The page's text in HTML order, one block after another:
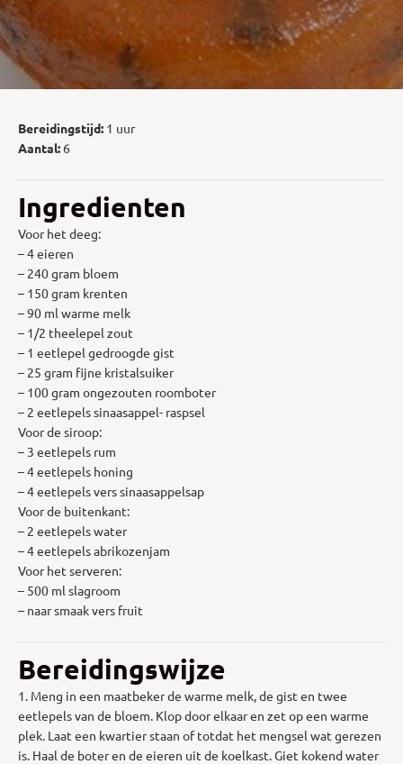
Bereidingstijd: 1 uur
Aantal: 6
Ingredienten
Voor het deeg:
– 4 eieren
– 240 gram bloem
– 150 gram krenten
– 90 ml warme melk
– 1/2 theelepel zout
– 1 eetlepel gedroogde gist
– 25 gram fijne kristalsuiker
– 100 gram ongezouten roomboter
– 2 eetlepels sinaasappel- raspsel
Voor de siroop:
– 3 eetlepels rum
– 4 eetlepels honing
– 4 eetlepels vers sinaasappelsap
Voor de buitenkant:
– 2 eetlepels water
– 4 eetlepels abrikozenjam
Voor het serveren:
– 500 ml slagroom
– naar smaak vers fruit
Bereidingswijze
1. Meng in een maatbeker de warme melk, de gist en twee
eetlepels van de bloem. Klop door elkaar en zet op een warme
plek. Laat een kwartier staan of totdat het mengsel wat gerezen
is. Haal de boter en de eieren uit de koelkast. Giet kokend water